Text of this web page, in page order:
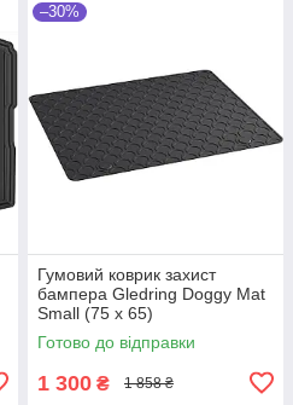
–30%
Гумовий коврик захист
бампера Gledring Doggy Mat
Small (75 x 65)
Готово до відправки
1 300 ₴ 1 858 ₴